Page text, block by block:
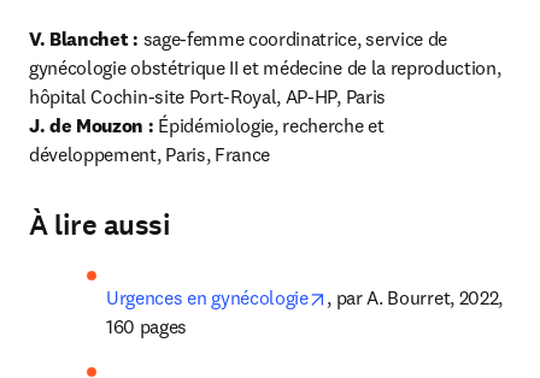
V. Blanchet : sage-femme coordinatrice, service de
gynécologie obstétrique II et médecine de la reproduction,
J. de Mouzon : Épidémiologie, recherche et
développement, Paris, France
À lire aussi
Urgences en gynécologie opens in new tab/window
, par A. Bourret, 2022,
160 pages